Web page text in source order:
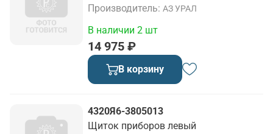
Производитель АЗ УРАЛ
14 975 ₽
В наличии 2 шт
В корзину
4320Я6-3805013
Щиток приборов левый